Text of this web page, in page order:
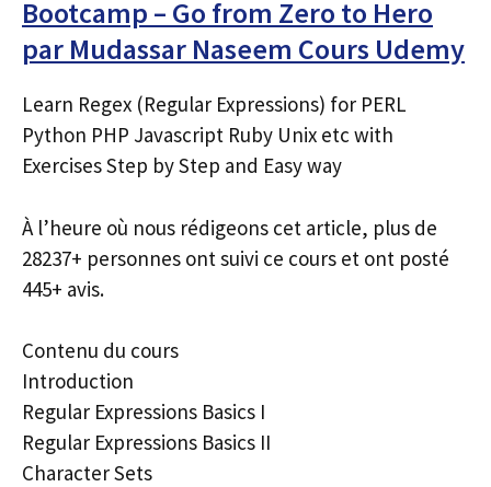
Bootcamp – Go from Zero to Hero
par Mudassar Naseem Cours Udemy
Learn Regex (Regular Expressions) for PERL
Python PHP Javascript Ruby Unix etc with
Exercises Step by Step and Easy way
À l’heure où nous rédigeons cet article, plus de
28237+ personnes ont suivi ce cours et ont posté
445+ avis.
Contenu du cours
Introduction
Regular Expressions Basics I
Regular Expressions Basics II
Character Sets